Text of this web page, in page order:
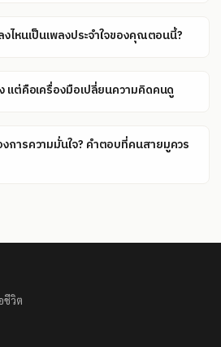
ไหนเป็นเพลงประจำใจของคุณตอนนี้?
แต่คือเครื่องมือเปลี่ยนความคิดคนดู
การความมั่นใจ? คำตอบที่คนสายมูควร
ชีวิต